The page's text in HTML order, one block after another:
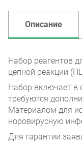
Описание
Набор реагентов
цепной реакции
Набор включает в
требуются
Материалом для
норовирусную
Для гарантии